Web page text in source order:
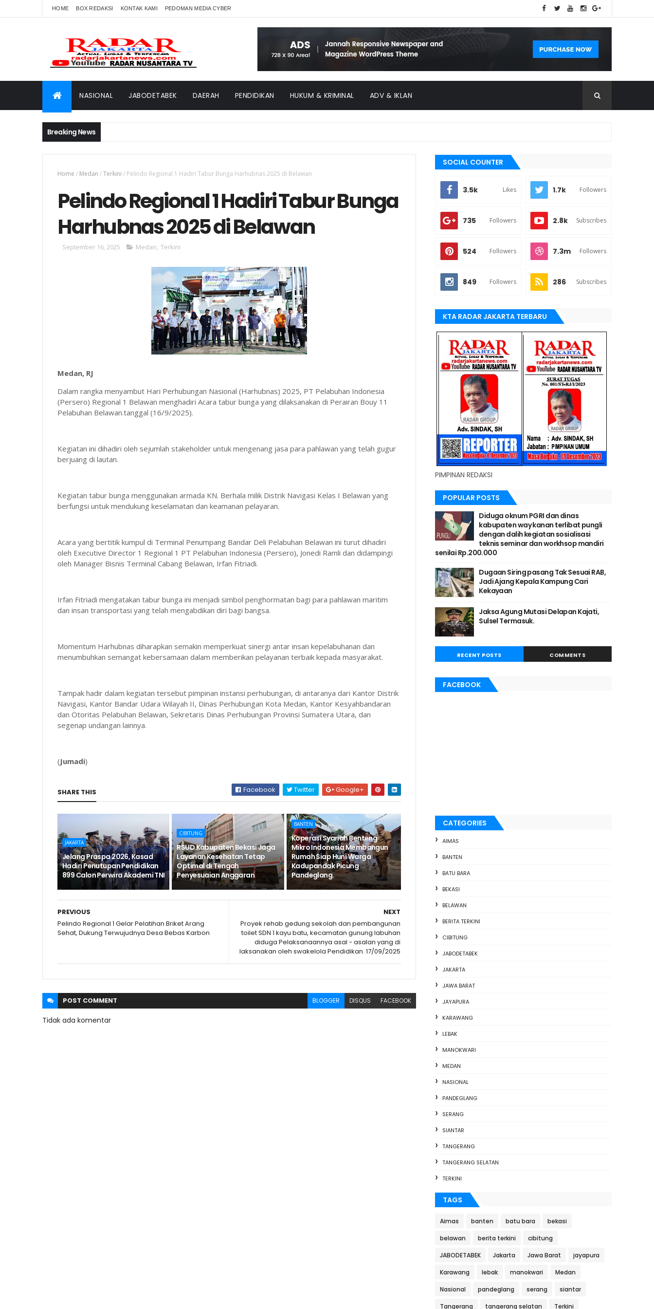
HOME BOX REDAKSI KONTAK KAMI PEDOMAN MEDIA CYBER
NASIONAL JABODETABEK DAERAH PENDIDIKAN HUKUM & KRIMINAL ADV & IKLAN
Breaking News
Home / Medan /Terkini / Pelindo Regional 1 Hadiri Tabur Bunga Harhubnas 2025 di Belawan
Pelindo Regional 1 Hadiri Tabur Bunga
Harhubnas 2025 di Belawan
September 16, 2025 Medan, Terkini
Medan, RJ
Dalam rangka menyambut Hari Perhubungan Nasional (Harhubnas) 2025, PT Pelabuhan Indonesia
(Persero) Regional 1 Belawan menghadiri Acara tabur bunga yang dilaksanakan di Perairan Bouy 11
Pelabuhan Belawan.tanggal (16/9/2025).
Kegiatan ini dihadiri oleh sejumlah stakeholder untuk mengenang jasa para pahlawan yang telah gugur
berjuang di lautan.
Kegiatan tabur bunga menggunakan armada KN. Berhala milik Distrik Navigasi Kelas I Belawan yang
berfungsi untuk mendukung keselamatan dan keamanan pelayaran.
Acara yang bertitik kumpul di Terminal Penumpang Bandar Deli Pelabuhan Belawan ini turut dihadiri
oleh Executive Director 1 Regional 1 PT Pelabuhan Indonesia (Persero), Jonedi Ramli dan didampingi
oleh Manager Bisnis Terminal Cabang Belawan, Irfan Fitriadi.
Irfan Fitriadi mengatakan tabur bunga ini menjadi simbol penghormatan bagi para pahlawan maritim
dan insan transportasi yang telah mengabdikan diri bagi bangsa.
Momentum Harhubnas diharapkan semakin memperkuat sinergi antar insan kepelabuhanan dan
menumbuhkan semangat kebersamaan dalam memberikan pelayanan terbaik kepada masyarakat.
Tampak hadir dalam kegiatan tersebut pimpinan instansi perhubungan, di antaranya dari Kantor Distrik
Navigasi, Kantor Bandar Udara Wilayah II, Dinas Perhubungan Kota Medan, Kantor Kesyahbandaran
dan Otoritas Pelabuhan Belawan, Sekretaris Dinas Perhubungan Provinsi Sumatera Utara, dan
segenap undangan lainnya.
(Jumadi)
SHARE THIS Facebook Twitter Google+
JAKARTA
Jelang Praspa 2026, Kasad
Hadiri Penutupan Pendidikan
899 Calon Perwira Akademi TNI
CIBITUNG
RSUD Kabupaten Bekasi Jaga
Layanan Kesehatan Tetap
Optimal di Tengah
Penyesuaian Anggaran
BANTEN
Koperasi Syariah Benteng
Mikro Indonesia Membangun
Rumah Siap Huni Warga
Kadupandak Picung
Pandeglang.
NEXT
Proyek rehab gedung sekolah dan pembangunan
toilet SDN 1 kayu batu, kecamatan gunung labuhan
diduga Pelaksanaannya asal - asalan yang di
laksanakan oleh swakelola Pendidikan. 17/09/2025
PREVIOUS
Pelindo Regional 1 Gelar Pelatihan Briket Arang
Sehat, Dukung Terwujudnya Desa Bebas Karbon
POST COMMENT BLOGGER DISQUS FACEBOOK
Tidak ada komentar
SOCIAL COUNTER
3.5k Likes 1.7k Followers
735 Followers 2.8k Subscribes
524 Followers 7.3m Followers
849 Followers 286 Subscribes
KTA RADAR JAKARTA TERBARU
PIMPINAN REDAKSI
POPULAR POSTS
Diduga oknum PGRI dan dinas
kabupaten way kanan terlibat pungli
dengan dalih kegiatan sosialisasi
teknis seminar dan workhsop mandiri
senilai Rp.200.000
Dugaan Siring pasang Tak Sesuai RAB,
Jadi Ajang Kepala Kampung Cari
Kekayaan
Jaksa Agung Mutasi Delapan Kajati,
Sulsel Termasuk.
RECENT POSTS COMMENTS
FACEBOOK
CATEGORIES
AIMAS
BANTEN
BATU BARA
BEKASI
BELAWAN
BERITA TERKINI
CIBITUNG
JABODETABEK
JAKARTA
JAWA BARAT
JAYAPURA
KARAWANG
LEBAK
MANOKWARI
MEDAN
NASIONAL
PANDEGLANG
SERANG
SIANTAR
TANGERANG
TANGERANG SELATAN
TERKINI
TAGS
Aimas banten batu bara bekasi
belawan berita terkini cibitung
JABODETABEK Jakarta Jawa Barat jayapura
Karawang lebak manokwari Medan
Nasional pandeglang serang siantar
Tangerang tangerang selatan Terkini